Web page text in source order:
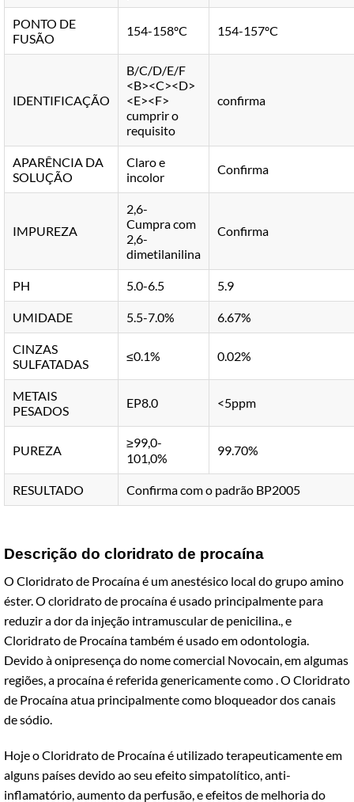
PONTO DE
FUSÃO
154-158ºC 154-157ºC
IDENTIFICAÇÃO
B/C/D/E/F
<B><C><D>
<E><F>
cumprir o
requisito
confirma
APARÊNCIA DA
SOLUÇÃO
Claro e
incolor
Confirma
IMPUREZA
2,6-
Cumpra com
2,6-
dimetilanilina
Confirma
PH 5.0-6.5 5.9
UMIDADE 5.5-7.0% 6.67%
CINZAS
SULFATADAS
≤0.1% 0.02%
METAIS
PESADOS
EP8.0 <5ppm
PUREZA
≥99,0-
101,0%
99.70%
RESULTADO Confirma com o padrão BP2005
Descrição do cloridrato de procaína
O Cloridrato de Procaína é um anestésico local do grupo amino
éster. O cloridrato de procaína é usado principalmente para
reduzir a dor da injeção intramuscular de penicilina., e
Cloridrato de Procaína também é usado em odontologia.
Devido à onipresença do nome comercial Novocain, em algumas
regiões, a procaína é referida genericamente como . O Cloridrato
de Procaína atua principalmente como bloqueador dos canais
de sódio.
Hoje o Cloridrato de Procaína é utilizado terapeuticamente em
alguns países devido ao seu efeito simpatolítico, anti-
inflamatório, aumento da perfusão, e efeitos de melhoria do